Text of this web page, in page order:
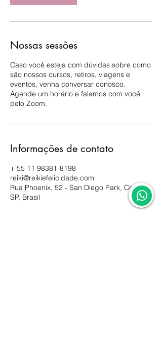
Nossas sessões
Caso você esteja com dúvidas sobre como
são nossos cursos, retiros, viagens e
eventos, venha conversar conosco.
Agende um horário e falamos com você
pelo Zoom.
Informações de contato
+ 55 11 98381-8198
reiki@reikiefelicidade.com
Rua Phoenix, 52 - San Diego Park, Cotia -
SP, Brasil